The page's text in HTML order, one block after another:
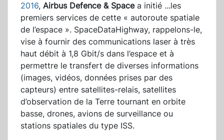
2016, Airbus Defence & Spacea initié ...les
premiers services de cette « autoroute spatiale
de l’espace ». SpaceDataHighway, rappelons-le,
vise à fournir des communications laser à très
haut débit à 1,8 Gbit/s dans l’espace et à
permettre le transfert de diverses informations
(images, vidéos, données prises par des
capteurs) entre satellites-relais, satellites
d’observation de la Terre tournant en orbite
basse, drones, avions de surveillance ou
stations spatiales du type ISS.